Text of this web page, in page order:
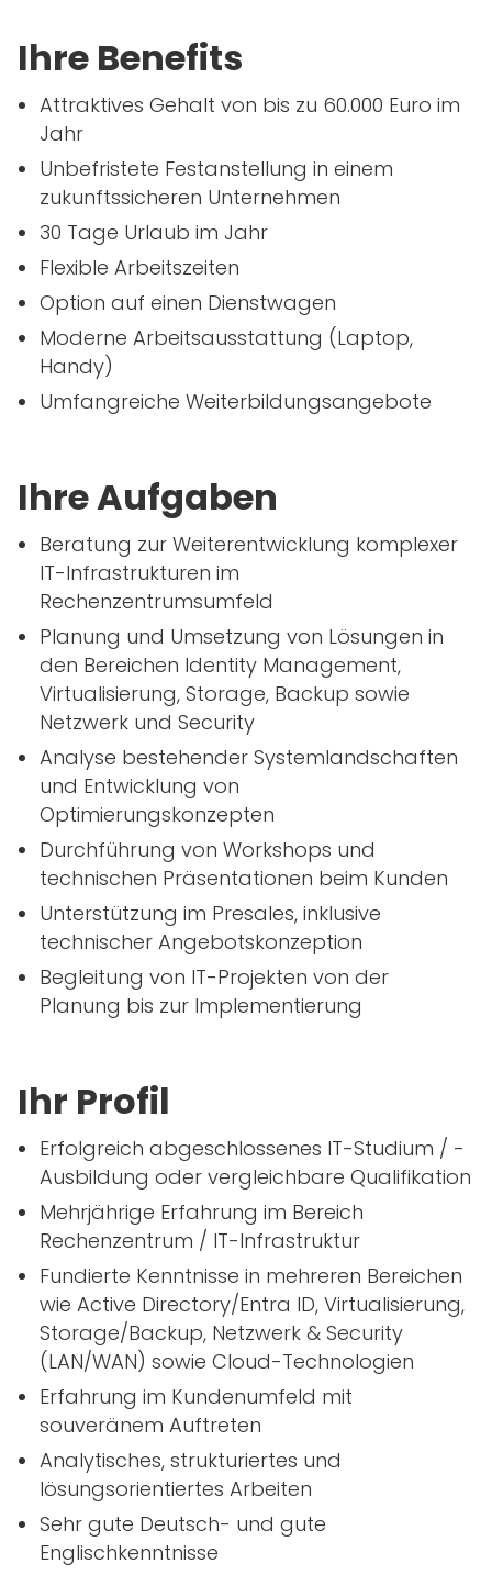
Ihre Benefits
Attraktives Gehalt von bis zu 60.000 Euro im
Jahr
Unbefristete Festanstellung in einem
zukunftssicheren Unternehmen
30 Tage Urlaub im Jahr
Flexible Arbeitszeiten
Option auf einen Dienstwagen
Moderne Arbeitsausstattung (Laptop,
Handy)
Umfangreiche Weiterbildungsangebote
Ihre Aufgaben
Beratung zur Weiterentwicklung komplexer
IT-Infrastrukturen im
Rechenzentrumsumfeld
Planung und Umsetzung von Lösungen in
den Bereichen Identity Management,
Virtualisierung, Storage, Backup sowie
Netzwerk und Security
Analyse bestehender Systemlandschaften
und Entwicklung von
Optimierungskonzepten
Durchführung von Workshops und
technischen Präsentationen beim Kunden
Unterstützung im Presales, inklusive
technischer Angebotskonzeption
Begleitung von IT-Projekten von der
Planung bis zur Implementierung
Ihr Profil
Erfolgreich abgeschlossenes IT-Studium / -
Ausbildung oder vergleichbare Qualifikation
Mehrjährige Erfahrung im Bereich
Rechenzentrum / IT-Infrastruktur
Fundierte Kenntnisse in mehreren Bereichen
wie Active Directory/Entra ID, Virtualisierung,
Storage/Backup, Netzwerk & Security
(LAN/WAN) sowie Cloud-Technologien
Erfahrung im Kundenumfeld mit
souveränem Auftreten
Analytisches, strukturiertes und
lösungsorientiertes Arbeiten
Sehr gute Deutsch- und gute
Englischkenntnisse